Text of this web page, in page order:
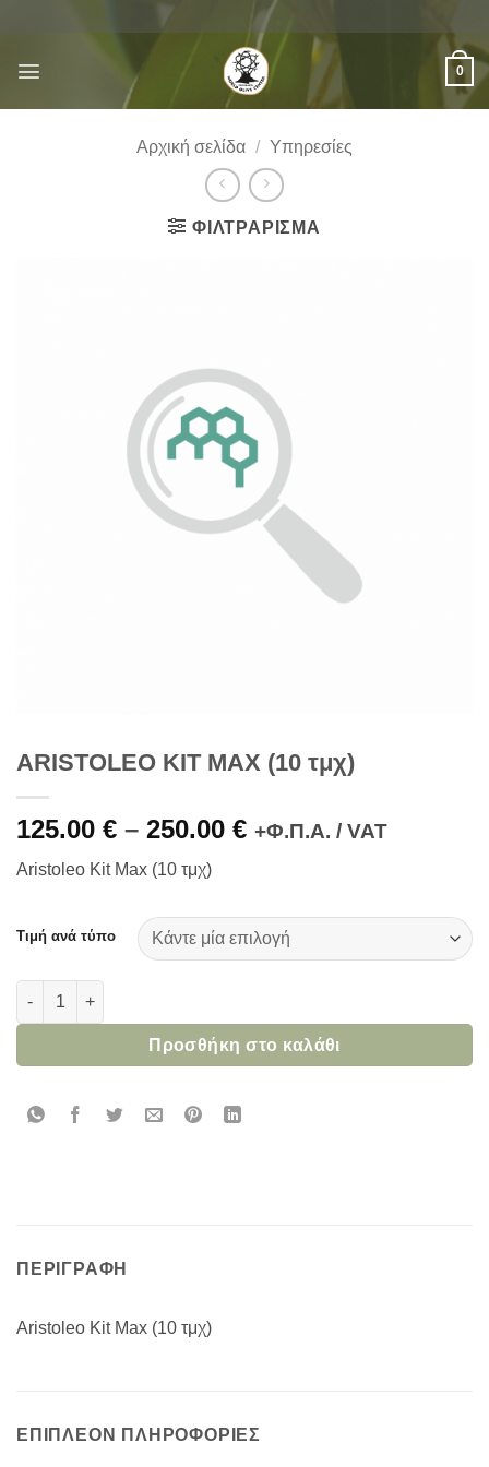
περιεχόμενο
0
Αρχική σελίδα / Υπηρεσίες
ΦΙΛΤΡΆΡΙΣΜΑ
ARISTOLEO KIT MAX (10 τμχ)
125.00 € – 250.00 € Price
250.00 €
+Φ.Π.Α. / VAT
Aristoleo Kit Max (10 τμχ)
Τιμή ανά τύπο
ARISTOLEO KIT MAX (10 τμχ) ποσότητα
Προσθήκη στο καλάθι
ΠΕΡΙΓΡΑΦΉ
Aristoleo Kit Max (10 τμχ)
ΕΠΙΠΛΈΟΝ ΠΛΗΡΟΦΟΡΊΕΣ